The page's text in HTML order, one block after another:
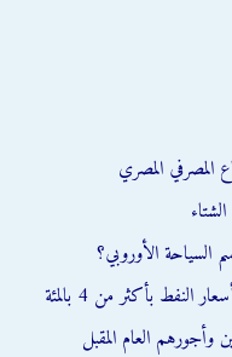
المصرفي المصري
السياحة الأوروبي؟
بأكثر من 4 بالمئة
العام المقبل